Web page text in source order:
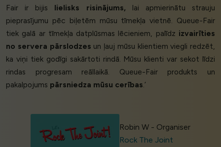
Fair ir bijis lielisks risinājums, lai apmierinātu strauju
pieprasījumu pēc biļetēm mūsu tīmekļa vietnē. Queue-Fair
tiek galā ar tīmekļa datplūsmas lēcieniem, palīdz izvairīties
no servera pārslodzes un ļauj mūsu klientiem viegli redzēt,
ka viņi tiek godīgi sakārtoti rindā. Mūsu klienti var sekot līdzi
rindas progresam reāllaikā. Queue-Fair produkts un
pakalpojums pārsniedza mūsu cerības.’
Robin W - Organiser
Rock The Joint